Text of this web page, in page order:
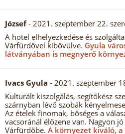
József- 2021. szeptember 22.
A hotel elhelyezkedése és
Várfürdővel kibővülve. Gyula
látványában is megnyerő
Ivacs Gyula - 2021. szeptember
Kulturált kiszolgálás, segítőkész
szárnyban lévő szobák
Az ételek finomak, bőséges a
vacsoránál élőzene van. Nagyon
Várfürdőbe. A környezet kiváló, a